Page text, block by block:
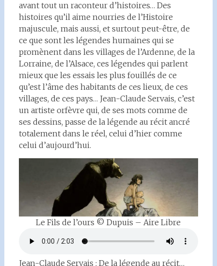
avant tout un raconteur d’histoires… Des
histoires qu’il aime nourries de l’Histoire
majuscule, mais aussi, et surtout peut-être, de
ce que sont les légendes humaines qui se
promènent dans les villages de l’Ardenne, de la
Lorraine, de l’Alsace, ces légendes qui parlent
mieux que les essais les plus fouillés de ce
qu’est l’âme des habitants de ces lieux, de ces
villages, de ces pays… Jean-Claude Servais, c’est
un artiste orfèvre qui, de ses mots comme de
ses dessins, passe de la légende au récit ancré
totalement dans le réel, celui d’hier comme
celui d’aujourd’hui.
Le Fils de l’ours © Dupuis – Aire Libre
Jean-Claude Servais : De la légende au récit…